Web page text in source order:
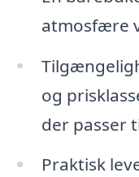
atmosfære
og
der passer
Praktisk